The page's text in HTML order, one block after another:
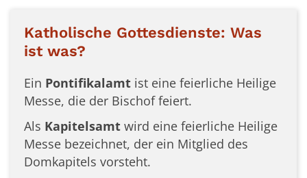
Katholische Gottesdienste: Was
ist was?
Ein Pontifikalamt ist eine feierliche Heilige
Messe, die der Bischof feiert.
Als Kapitelsamt wird eine feierliche Heilige
Messe bezeichnet, der ein Mitglied des
Domkapitels vorsteht.